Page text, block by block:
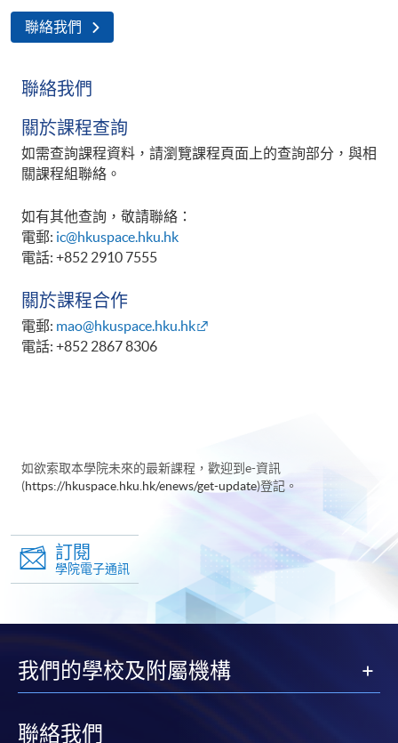
聯絡我們
聯絡我們
關於課程查詢
如需查詢課程資料，請瀏覽課程頁面上的查詢部分，與相
關課程組聯絡。
如有其他查詢，敬請聯絡：
電郵: ic@hkuspace.hku.hk
電話: +852 2910 7555
關於課程合作
電郵: mao@hkuspace.hku.hk
電話: +852 2867 8306
如欲索取本學院未來的最新課程，歡迎到e-資訊
(https://hkuspace.hku.hk/enews/get-update)登記。
訂閱
學院電子通訊
我們的學校及附屬機構
聯絡我們